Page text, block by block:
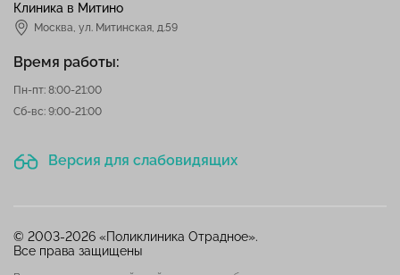
Клиника в Митино
Москва, ул. Митинская, д.59
Время работы:
Пн-пт: 8:00-21:00
Сб-вс: 9:00-21:00
Версия для слабовидящих
© 2003-2026 «Поликлиника Отрадное».
Все права защищены